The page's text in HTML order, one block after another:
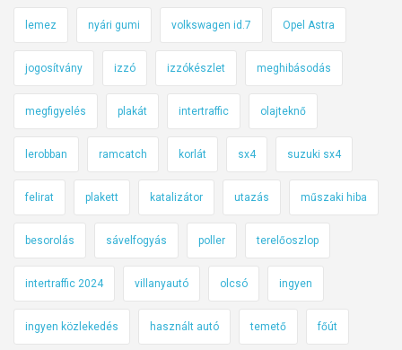
lemez nyári gumi volkswagen id.7 Opel Astra
jogosítvány izzó izzókészlet meghibásodás
megfigyelés plakát intertraffic olajteknő
lerobban ramcatch korlát sx4 suzuki sx4
felirat plakett katalizátor utazás műszaki hiba
besorolás sávelfogyás poller terelőoszlop
intertraffic 2024 villanyautó olcsó ingyen
ingyen közlekedés használt autó temető főút